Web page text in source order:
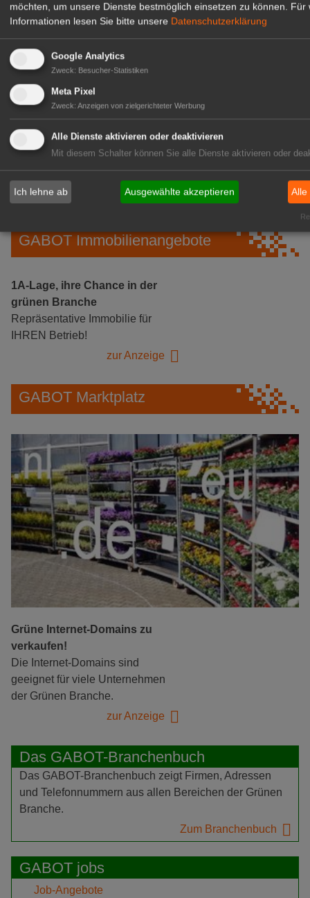
Gärtnerei Hanns
Mitarbeiter (m/w/d) für unsere
Herongen
zur Stellenanzeige
GABOT Immobilienangebote
1A-Lage, ihre Chance in der
grünen Branche
Repräsentative Immobilie für
IHREN Betrieb!
zur Anzeige
GABOT Marktplatz
Grüne Internet-Domains zu
verkaufen!
Die Internet-Domains sind
geeignet für viele Unternehmen
der Grünen Branche.
zur Anzeige
Das GABOT-Branchenbuch
Das GABOT-Branchenbuch zeigt Firmen, Adressen
und Telefonnummern aus allen Bereichen der Grünen
Branche.
Zum Branchenbuch
GABOT jobs
Job-Angebote
möchten, um unsere Dienste bestmöglich einsetzen zu können.
Für
Informationen lesen Sie bitte unsere Datenschutzerklärung
Google Analytics
Zweck: Besucher-Statistiken
Meta Pixel
Zweck: Anzeigen von zielgerichteter Werbung
Alle Dienste aktivieren oder deaktivieren
Mit diesem Schalter können Sie alle Dienste aktivieren oder
Ich lehne ab Ausgewählte akzeptieren Alle